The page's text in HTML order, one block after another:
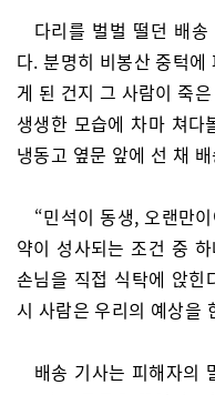
다리를 벌벌 떨던 배
다. 분명히 비봉산 중턱
게 된 건지 그 사람이 죽
생생한 모습에 차마 쳐
냉동고 옆문 앞에 선 채
“민석이 동생, 오랜만
약이 성사되는 조건 중
손님을 직접 식탁에 앉
시 사람은 우리의 예상을
배송 기사는 피해자의